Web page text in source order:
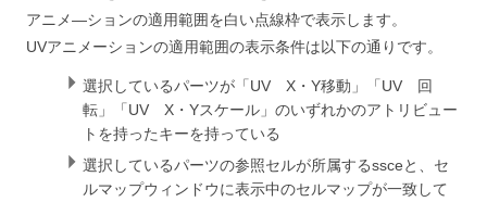
アニメ―ションの適用範囲を白い点線枠で表示します。
UVアニメーションの適用範囲の表示条件は以下の通りです。
選択しているパーツが 「UV X・Y移動」「UV
回
転」「UV X・Yスケール」 のいずれかのアトリビュー
トを持ったキーを持っている
選択しているパーツの参照セルが所属するssceと、セ
ルマップウィンドウに表示中のセルマップが一致して